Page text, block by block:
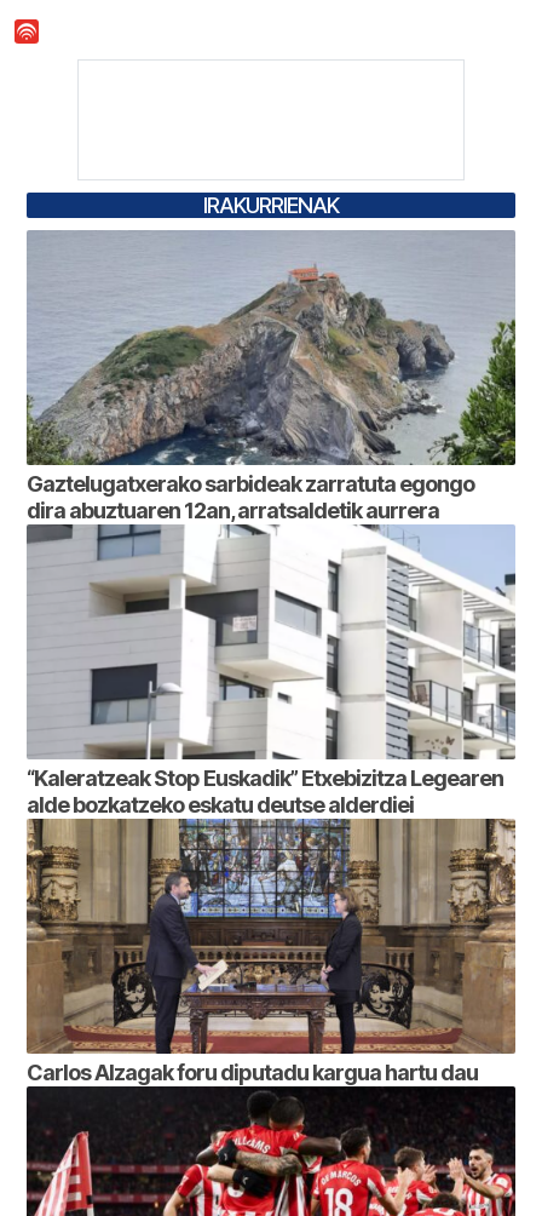
IRAKURRIENAK
Gaztelugatxerako sarbideak zarratuta egongo
dira abuztuaren 12an, arratsaldetik aurrera
“Kaleratzeak Stop Euskadik” Etxebizitza Legearen
alde bozkatzeko eskatu deutse alderdiei
Carlos Alzagak foru diputadu kargua hartu dau